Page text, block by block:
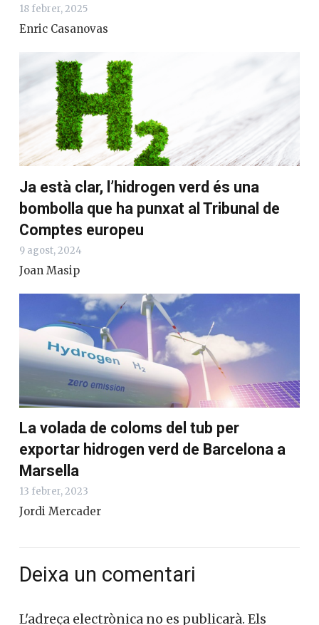
El desordre dels qui ens governen:
Electricitat, Intel·ligència Artificial i
canvi climàtic
18 febrer, 2025
Enric Casanovas
Ja està clar, l’hidrogen verd és una
bombolla que ha punxat al Tribunal de
Comptes europeu
9 agost, 2024
Joan Masip
La volada de coloms del tub per
exportar hidrogen verd de Barcelona a
Jordi Mercader